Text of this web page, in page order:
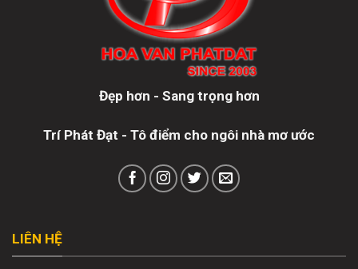
Đẹp hơn - Sang trọng hơn
Trí Phát Đạt - Tô điểm cho ngôi nhà mơ ước
LIÊN HỆ